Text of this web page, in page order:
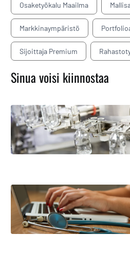
Osaketyökalu Maailma
Markkinaympäristö
Sijoittaja Premium
Sinua voisi kiinnostaa